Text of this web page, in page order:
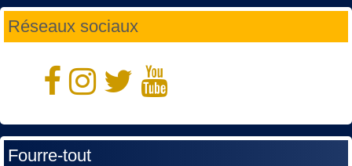
Réseaux sociaux
Fourre-tout